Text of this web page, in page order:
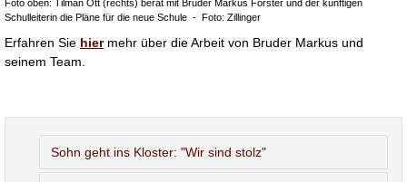
Foto oben: Tilman Ott (rechts) berät mit Bruder Markus Forster und der künftigen
Schulleiterin die Pläne für die neue Schule - Foto: Zillinger
Erfahren Sie hiermehr über die Arbeit von Bruder Markus und
seinem Team.
Sohn geht ins Kloster: "Wir sind stolz"